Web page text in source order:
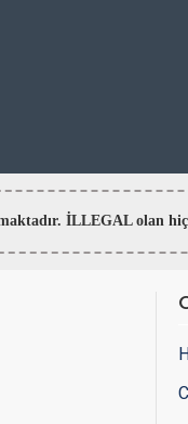
İLLEGAL olan